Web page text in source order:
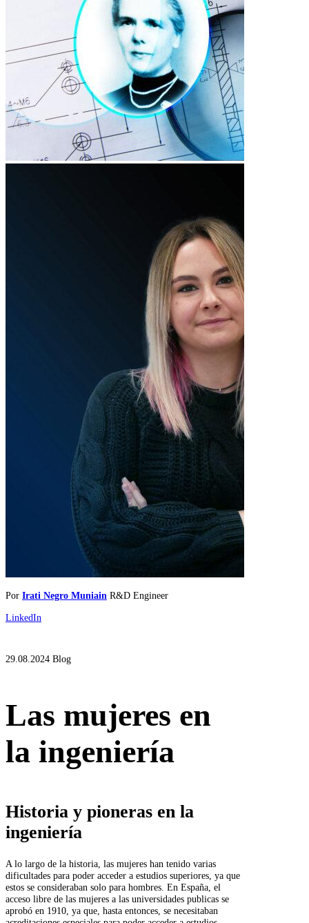
Por Irati Negro Muniain R&D Engineer
LinkedIn
29.08.2024 Blog
Las mujeres en
la ingeniería
Historia y pioneras en la
ingeniería
A lo largo de la historia, las mujeres han tenido varias
dificultades para poder acceder a estudios superiores, ya que
estos se consideraban solo para hombres. En España, el
acceso libre de las mujeres a las universidades publicas se
aprobó en 1910, ya que, hasta entonces, se necesitaban